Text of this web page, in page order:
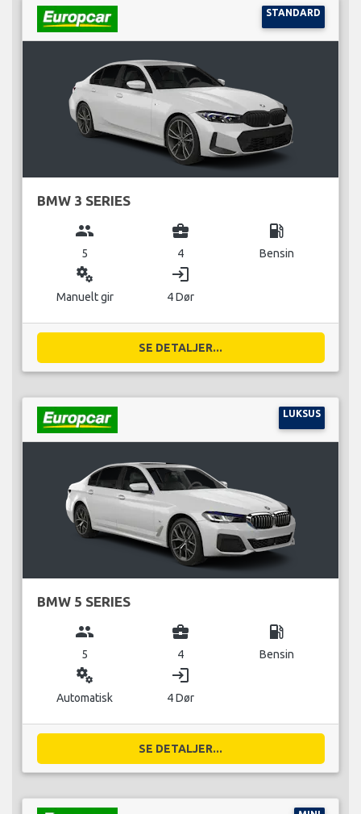
STANDARD
BMW 3 SERIES
group
5
business_center
4
local_gas_station
Bensin
miscellaneous_services
Manuelt gir
login
4 Dør
SE DETALJER...
LUKSUS
BMW 5 SERIES
group
5
business_center
4
local_gas_station
Bensin
miscellaneous_services
Automatisk
login
4 Dør
SE DETALJER...